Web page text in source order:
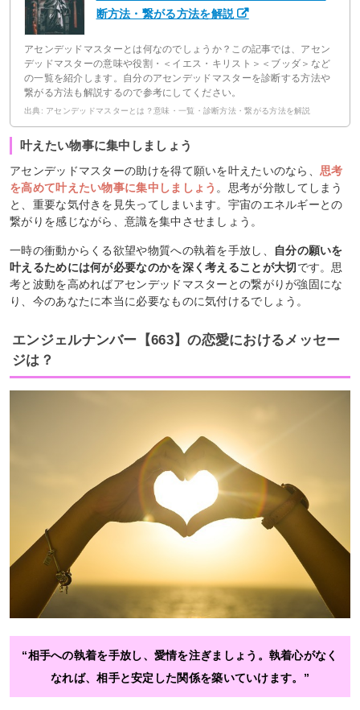
断方法・繋がる方法を解説
アセンデッドマスターとは何なのでしょうか？この記事では、アセン
デッドマスターの意味や役割・＜イエス・キリスト＞＜ブッダ＞など
の一覧を紹介します。自分のアセンデッドマスターを診断する方法や
繋がる方法も解説するので参考にしてください。
出典: アセンデッドマスターとは？意味・一覧・診断方法・繋がる方法を解説
叶えたい物事に集中しましょう
アセンデッドマスターの助けを得て願いを叶えたいのなら、思考
を高めて叶えたい物事に集中しましょう 。思考が分散してしまう
と、重要な気付きを見失ってしまいます。宇宙のエネルギーとの
繋がりを感じながら、意識を集中させましょう。
一時の衝動からくる欲望や物質への執着を手放し、
自分の願いを
叶えるためには何が必要なのかを深く考えることが大切です。思
考と波動を高めればアセンデッドマスターとの繋がりが強固にな
り、今のあなたに本当に必要なものに気付けるでしょう。
エンジェルナンバー【663】の恋愛におけるメッセー
ジは？
“相手への執着を手放し、愛情を注ぎましょう。執着心がなく
なれば、相手と安定した関係を築いていけます。”